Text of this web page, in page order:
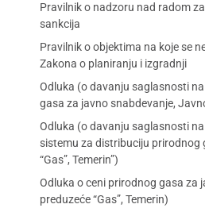
Pravilnik o nadzoru nad radom
sankcija
Pravilnik o objektima na koje se
Zakona o planiranju i izgradnji
Odluka (o davanju saglasnosti
gasa za javno snabdevanje,
Odluka (o davanju saglasnosti
sistemu za distribuciju prirodnog
“Gas”, Temerin”)
Odluka o ceni prirodnog gasa za
preduzeće “Gas”, Temerin)